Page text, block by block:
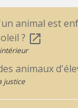
animal est
? open_in_new
animaux
justice